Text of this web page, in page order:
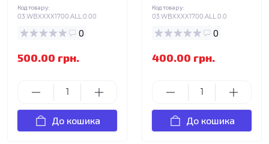
Код товару:
03.WBXXXX1700.ALL.0.00
0
500.00 грн.
До кошика
Код товару:
03.WBXXXX1700.ALL.0.0
0
400.00 грн.
До кошика